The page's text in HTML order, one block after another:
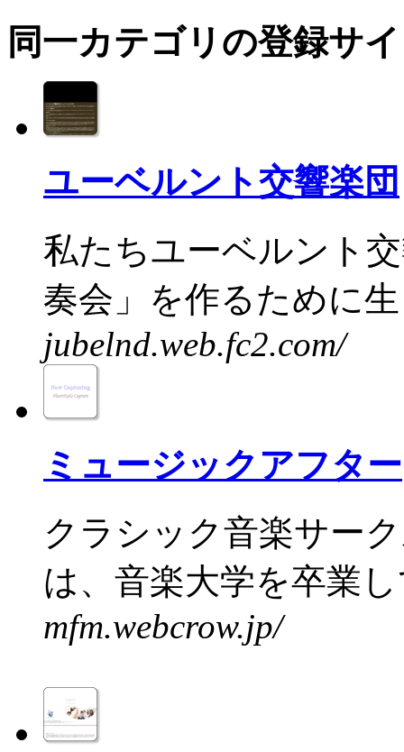
同一カテゴリの登録サ
ユーベルント交響楽団
私たちユーベルント
奏会」を作るために
jubelnd.web.fc2.com/
ミュージックアフター
クラシック音楽サー
は、音楽大学を卒業
mfm.webcrow.jp/